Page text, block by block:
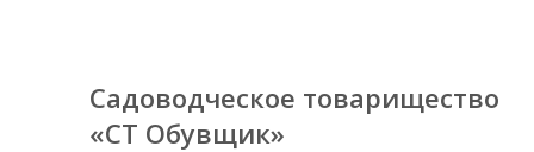
Садоводческое товарищество
«СТ Обувщик»